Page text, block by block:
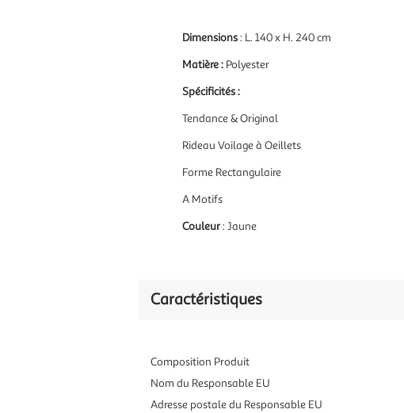
Dimensions: L. 140 x H. 240 cm
Matière : Polyester
Spécificités :
Tendance & Original
Rideau Voilage à Oeillets
Forme Rectangulaire
A Motifs
Couleur: Jaune
Caractéristiques
Composition Produit
Nom du Responsable EU
Adresse postale du Responsable EU